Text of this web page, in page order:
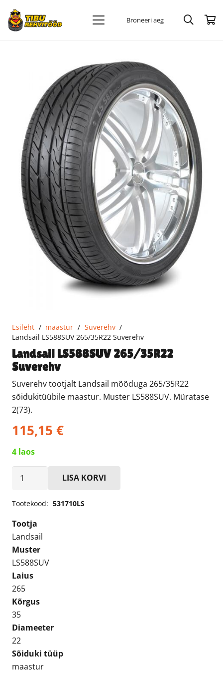
Broneeri aeg
Esileht / maastur / Suverehv /
Landsail LS588SUV 265/35R22 Suverehv
Landsail LS588SUV 265/35R22
Suverehv
Suverehv tootjalt Landsail mõõduga 265/35R22
sõidukitüübile maastur. Muster LS588SUV. Müratase
2(73).
115,15 €
4 laos
265/35R22
kogus
LISA KORVI
Tootekood: 531710LS
Tootja
Landsail
Muster
LS588SUV
Laius
265
Kõrgus
35
Diameeter
22
Sõiduki tüüp
maastur